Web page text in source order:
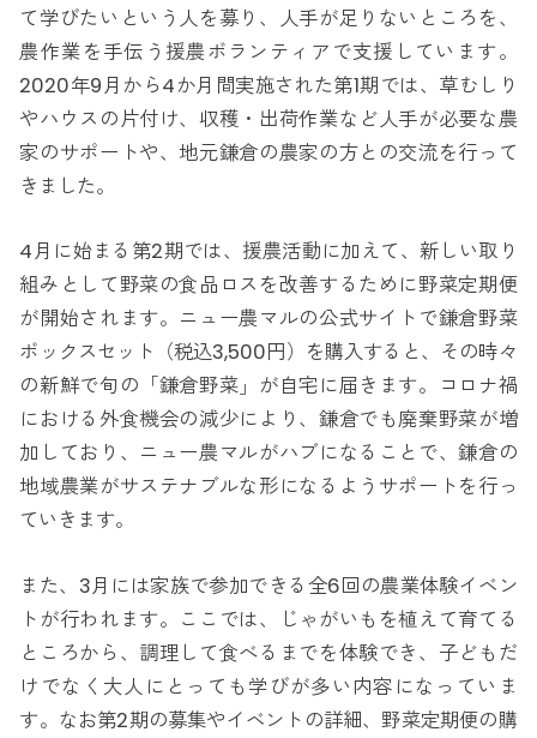
て学びたいという人を募り、人手が足りないところを、
農作業を手伝う援農ボランティアで支援しています。
2020年9月から4か月間実施された第1期では、草むしり
やハウスの片付け、収穫・出荷作業など人手が必要な農
家のサポートや、地元鎌倉の農家の方との交流を行って
きました。
4月に始まる第2期では、援農活動に加えて、新しい取り
組みとして野菜の食品ロスを改善するために野菜定期便
が開始されます。ニュー農マルの公式サイトで鎌倉野菜
ボックスセット（税込3,500円）を購入すると、その時々
の新鮮で旬の「鎌倉野菜」が自宅に届きます。コロナ禍
における外食機会の減少により、鎌倉でも廃棄野菜が増
加しており、ニュー農マルがハブになることで、鎌倉の
地域農業がサステナブルな形になるようサポートを行っ
ていきます。
また、3月には家族で参加できる全6回の農業体験イベン
トが行われます。ここでは、じゃがいもを植えて育てる
ところから、調理して食べるまでを体験でき、子どもだ
けでなく大人にとっても学びが多い内容になっていま
す。なお第2期の募集やイベントの詳細、野菜定期便の購